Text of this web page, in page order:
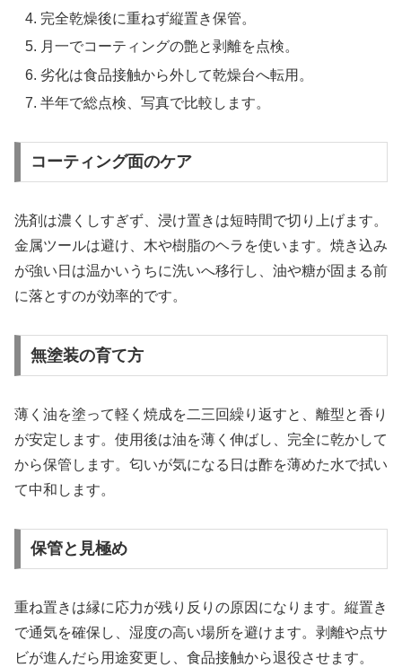
完全乾燥後に重ねず縦置き保管。
月一でコーティングの艶と剥離を点検。
劣化は食品接触から外して乾燥台へ転用。
半年で総点検、写真で比較します。
コーティング面のケア
洗剤は濃くしすぎず、浸け置きは短時間で切り上げます。
金属ツールは避け、木や樹脂のヘラを使います。焼き込み
が強い日は温かいうちに洗いへ移行し、油や糖が固まる前
に落とすのが効率的です。
無塗装の育て方
薄く油を塗って軽く焼成を二三回繰り返すと、離型と香り
が安定します。使用後は油を薄く伸ばし、完全に乾かして
から保管します。匂いが気になる日は酢を薄めた水で拭い
て中和します。
保管と見極め
重ね置きは縁に応力が残り反りの原因になります。縦置き
で通気を確保し、湿度の高い場所を避けます。剥離や点サ
ビが進んだら用途変更し、食品接触から退役させます。